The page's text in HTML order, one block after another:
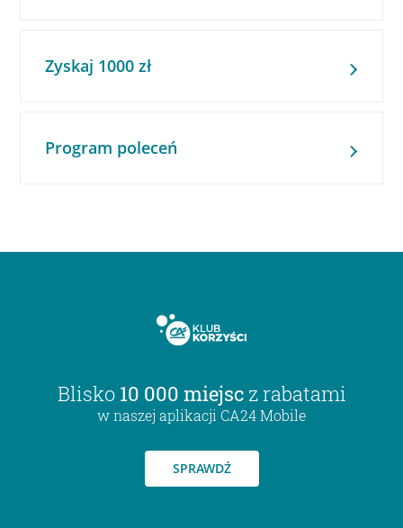
Zyskaj 1000 zł
Program poleceń
Blisko 10 000 miejsc z rabatami
w naszej aplikacji CA24 Mobile
SPRAWDŹ